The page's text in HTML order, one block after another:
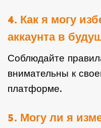
4. Как я могу
аккаунта в
Соблюдайте
внимательны к
платформе.
5. Могу ли я